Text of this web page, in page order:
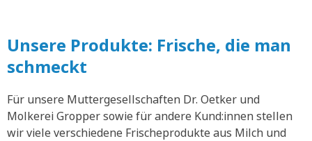
Unsere Produkte: Frische, die man
schmeckt
Für unsere Muttergesellschaften Dr. Oetker und
Molkerei Gropper sowie für andere Kund:innen stellen
wir viele verschiedene Frischeprodukte aus Milch und